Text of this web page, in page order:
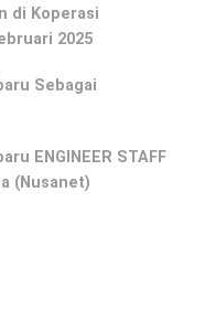
di Koperasi
2025
Sebagai
ENGINEER STAFF
(Nusanet)